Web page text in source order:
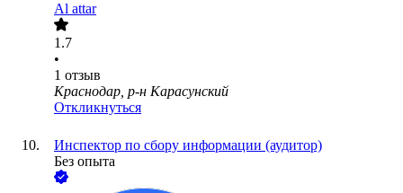
Al attar
1.7
•
1 отзыв
Краснодар, р-н Карасунский
Откликнуться
Инспектор по сбору информации (аудитор)
Без опыта